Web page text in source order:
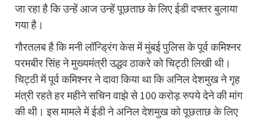
जा रहा है कि उन्हें आज उन्हें पूछताछ के लिए ईडी दफ्तर बुलाया
गया है।
गौरतलब है कि मनी लॉन्ड्रिंग केस में मुंबई पुलिस के पूर्व कमिश्नर
परमबीर सिंह ने मुख्यमंत्री उद्धव ठाकरे को चिट्ठी लिखी थी।
चिट्ठी में पूर्व कमिश्नर ने दावा किया था कि अनिल देशमुख ने गृह
मंत्री रहते हर महीने सचिन वाझे से 100 करोड़ रुपये देने की मांग
की थी। इस मामले में ईडी ने अनिल देशमुख को पूछताछ के लिए